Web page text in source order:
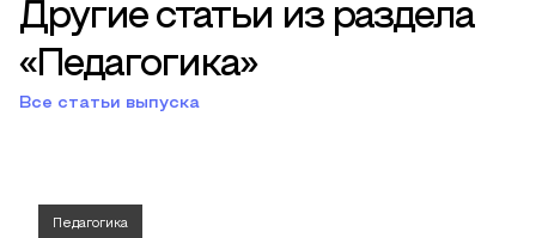
Другие статьи из раздела
«Педагогика»
Все статьи выпуска
Педагогика